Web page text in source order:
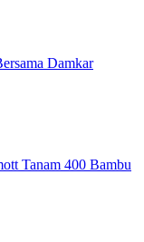
Damkar
Tanam 400 Bambu